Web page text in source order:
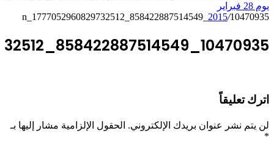
يوم 28 فبراير
2015/10470935_858422887514549_1777052960829732512_n
10470935_858422887514549_1777052960829732512_n
اترك تعليقاً
لن يتم نشر عنوان بريدك الإلكتروني. الحقول الإلزامية مشار إليها بـ
*